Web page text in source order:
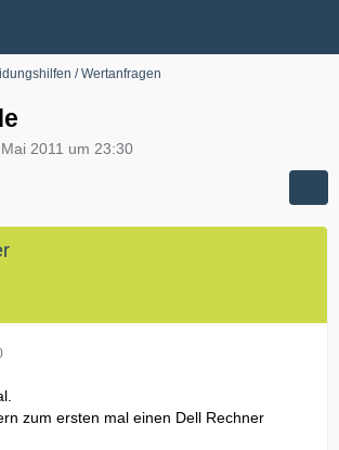
/ Wertanfragen
2011 um 23:30
zum ersten mal einen Dell Rechner